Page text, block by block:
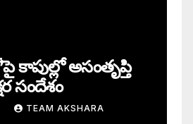
కాపుల్లో అసంతృప్తి
సందేశం
TEAM AKSHARA